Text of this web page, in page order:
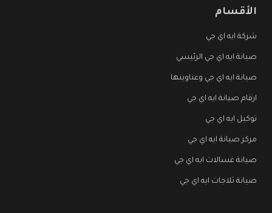
الأقسام
شركة ايه اي جي
صيانة ايه اي جي الرئيسي
صيانة ايه اي جي وعناوينها
ارقام صيانة ايه اي جي
توكيل ايه اي جي
مركز صيانة ايه اي جي
صيانة غسالات ايه اي جي
صيانة ثلاجات ايه اي جي